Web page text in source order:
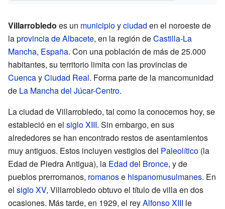
Villarrobledo es un municipioyciudad en el noroeste de
laprovincia de Albacete, en la región deCastilla-La
Mancha, España. Con una población de más de 25.000
habitantes, su territorio limita con las provincias de
CuencayCiudad Real. Forma parte de la mancomunidad
de La Mancha del Júcar-Centro.
La ciudad de Villarrobledo, tal como la conocemos hoy, se
estableció en el siglo XIII. Sin embargo, en sus
alrededores se han encontrado restos de asentamientos
muy antiguos. Estos incluyen vestigios del Paleolítico (la
Edad de Piedra Antigua), la Edad del Bronce, y de
pueblos prerromanos, romanose hispanomusulmanes. En
el siglo XV, Villarrobledo obtuvo el título de villa en dos
ocasiones. Más tarde, en 1929, el reyAlfonso XIII le